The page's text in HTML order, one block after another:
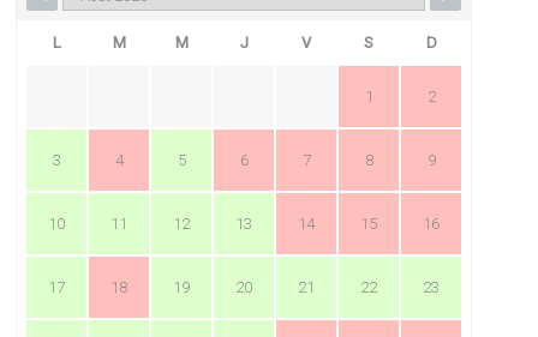
L M M J V S D
1 2
3 4 5 6 7 8 9
10 11 12 13 14 15 16
17 18 19 20 21 22 23